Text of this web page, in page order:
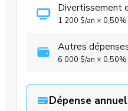
Divertissement
1 200 $/an × 0,50%
Autres
6 000 $/an × 0,50%
Dépense